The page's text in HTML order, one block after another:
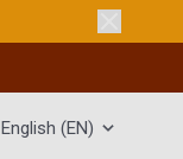
English (EN)